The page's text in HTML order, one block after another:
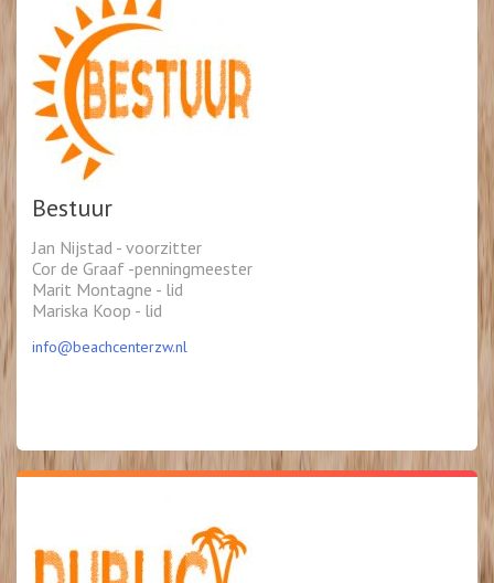
Bestuur
Jan Nijstad - voorzitter
Cor de Graaf -penningmeester
Marit Montagne - lid
Mariska Koop - lid
info@beachcenterzw.nl